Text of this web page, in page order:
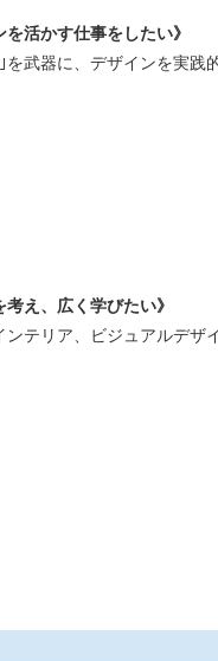
を活かす仕事をしたい》
｣を武器に、デザインを実践
考え、広く学びたい》
ンテリア、ビジュアルデザ